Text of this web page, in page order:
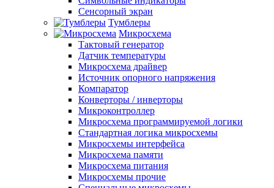
Сенсорный экран
Тумблеры
Микросхема
Тактовый генератор
Датчик температуры
Микросхема драйвер
Источник опорного напряжения
Компаратор
Конверторы / инверторы
Микроконтроллер
Микросхема программируемой логики
Стандартная логика микросхемы
Микросхемы интерфейса
Микросхема памяти
Микросхема питания
Микросхемы прочие